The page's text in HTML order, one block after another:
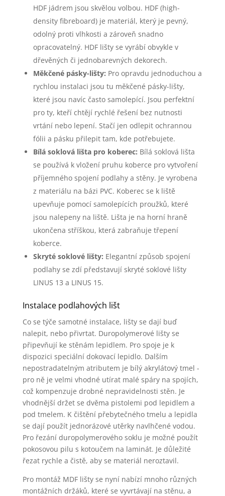
HDF jádrem jsou skvělou volbou. HDF (high-
density fibreboard) je materiál, který je pevný,
odolný proti vlhkosti a zároveň snadno
opracovatelný. HDF lišty se vyrábí obvykle v
dřevěných či jednobarevných dekorech.
Měkčené pásky-lišty: Pro opravdu jednoduchou a
rychlou instalaci jsou tu měkčené pásky-lišty,
které jsou navíc často samolepící. Jsou perfektní
pro ty, kteří chtějí rychlé řešení bez nutnosti
vrtání nebo lepení. Stačí jen odlepit ochrannou
fólii a pásku přilepit tam, kde potřebujete.
Bílá soklová lišta pro koberec: Bílá soklová lišta
se používá k vložení pruhu koberce pro vytvoření
příjemného spojení podlahy a stěny. Je vyrobena
z materiálu na bázi PVC. Koberec se k liště
upevňuje pomocí samolepících proužků, které
jsou nalepeny na liště. Lišta je na horní hraně
ukončena stříškou, která zabraňuje třepení
koberce.
Skryté soklové lišty: Elegantní způsob spojení
podlahy se zdí představují skryté soklové lišty
LINUS 13 a LINUS 15.
Instalace podlahových lišt
Co se týče samotné instalace, lišty se dají buď
nalepit, nebo přivrtat. Duropolymerové lišty se
připevňují ke stěnám lepidlem. Pro spoje je k
dispozici speciální dokovací lepidlo. Dalším
nepostradatelným atributem je bílý akrylátový tmel -
pro ně je velmi vhodné utírat malé spáry na spojích,
což kompenzuje drobné nepravidelnosti stěn. Je
vhodnější držet se dvěma pistolemi pod lepidlem a
pod tmelem. K čištění přebytečného tmelu a lepidla
se dají použít jednorázové utěrky navlhčené vodou.
Pro řezání duropolymerového soklu je možné použít
pokosovou pilu s kotoučem na laminát. Je důležité
řezat rychle a čistě, aby se materiál neroztavil.
Pro montáž MDF lišty se nyní nabízí mnoho různých
montážních držáků, které se vyvrtávají na stěnu, a